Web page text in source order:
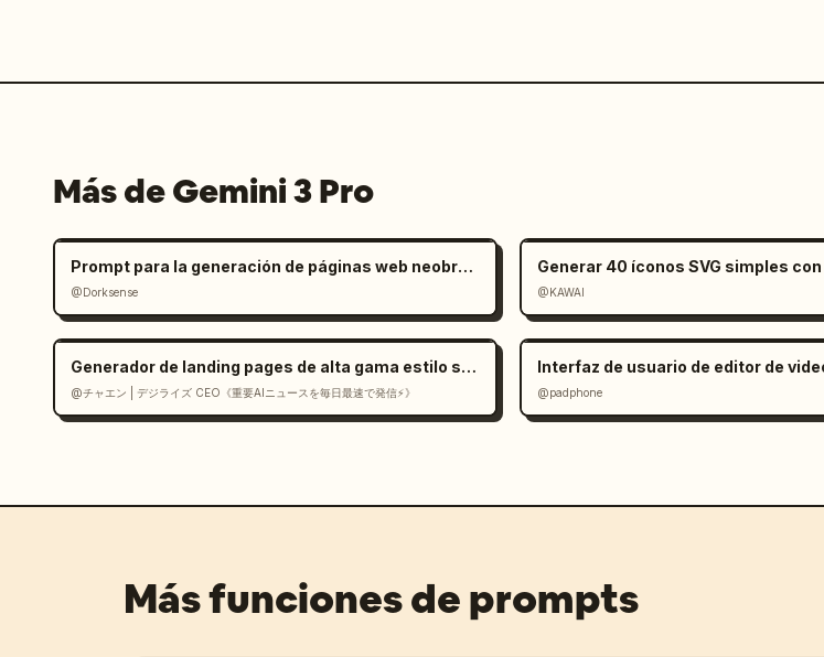
Más de Gemini 3 Pro
Prompt para la generación de páginas web neobrutalistas
@Dorksense @KAWAI
Generador de landing pages de alta gama estilo suizo en React
@チャエン | デジライズ CEO《重要AIニュースを毎日最速で発信⚡️》 @padphone
Más funciones de prompts